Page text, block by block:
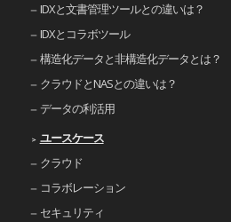
IDXと文書管理ツールとの違いは？
IDXとコラボツール
構造化データと非構造化データとは？
クラウドとNASとの違いは？
データの利活用
ユースケース
クラウド
コラボレーション
セキュリティ